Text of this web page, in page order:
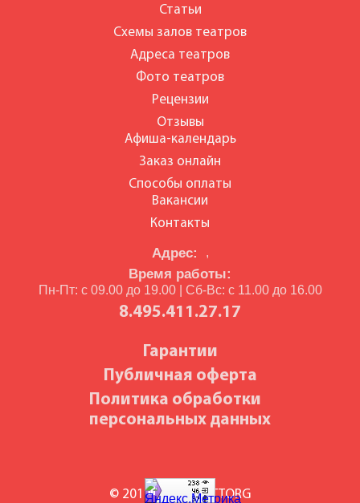
Адрес: ,
Время работы:
Пн-Пт: с 09.00 до 19.00 | Сб-Вс: с 11.00 до 16.00
8.495.411.27.17
Гарантии
Публичная оферта
Политика обработки
персональных данных
Статьи
Схемы залов театров
Адреса театров
Фото театров
Рецензии
Отзывы
Афиша-календарь
Заказ онлайн
Способы оплаты
Вакансии
Контакты
© 2010-2026 BILETTORG